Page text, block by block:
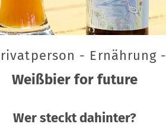
- Ernährung -
Weißbier for future
Wer steckt dahinter?